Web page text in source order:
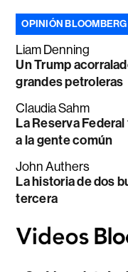
OPINIÓN BLOOMBERG
Liam Denning
Un Trump
grandes petroleras
Claudia Sahm
La Reserva
a la gente común
John Authers
La historia de dos
tercera